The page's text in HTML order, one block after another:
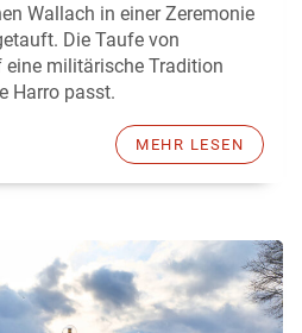
Wallach in einer Zeremonie
Die Taufe von
militärische Tradition
Harro passt.
MEHR LESEN